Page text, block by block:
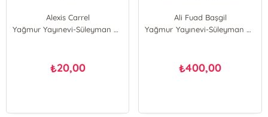
Alexis Carrel
Yağmur Yayınevi-Süleyman Özdemir
₺20,00
Ali Fuad Başgil
Yağmur Yayınevi-Süleyman Özdemir
₺400,00